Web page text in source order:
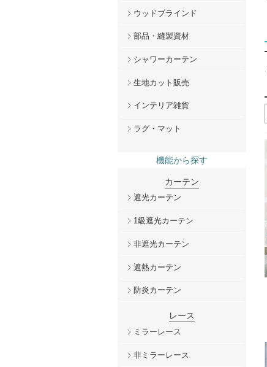
ウッドブラインド
部品・縫製資材
シャワーカーテン
生地カット販売
インテリア雑貨
ラグ・マット
機能から探す
カーテン
遮光カーテン
1級遮光カーテン
非遮光カーテン
遮熱カーテン
防炎カーテン
レース
ミラーレース
非ミラーレース